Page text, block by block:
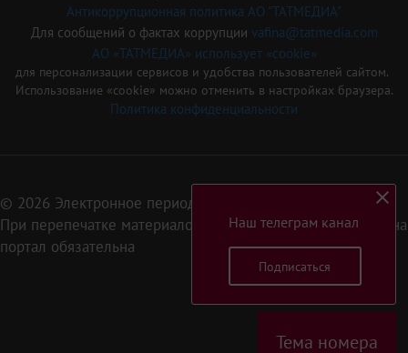
Тема номера
Антикоррупционная политика АО "ТАТМЕДИА"
Для сообщений о фактах коррупции vafina@tatmedia.com
АО «ТАТМЕДИА» использует «cookie»
для персонализации сервисов и удобства пользователей сайтом.
Использование «cookie» можно отменить в настройках браузера.
Политика конфиденциальности
© 2026 Электронное периодическое издание «Татарстан»
При перепечатке материалов или их фрагментов ссылка на
портал обязательна
Наш телеграм канал
Подписаться